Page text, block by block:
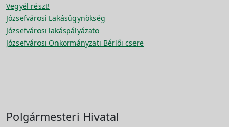
Vegyél részt!
Józsefvárosi Lakásügynökség
Józsefvárosi lakáspályázato
Józsefvárosi Önkormányzati Bérlői csere
Polgármesteri Hivatal